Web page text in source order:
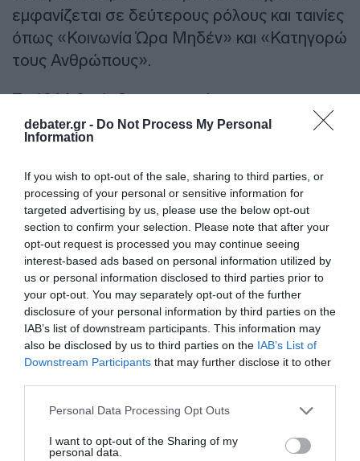
debater.gr - Do Not Process My Personal
Information
If you wish to opt-out of the sale, sharing to third parties, or
processing of your personal or sensitive information for
targeted advertising by us, please use the below opt-out
section to confirm your selection. Please note that after your
opt-out request is processed you may continue seeing
interest-based ads based on personal information utilized by
us or personal information disclosed to third parties prior to
your opt-out. You may separately opt-out of the further
disclosure of your personal information by third parties on the
IAB’s list of downstream participants. This information may
also be disclosed by us to third parties on the IAB’s List of
Downstream Participants that may further disclose it to other
Please note that this website/app uses one or more Google
not limited to your visit or usage behaviour. You may click to
grant or deny consent to Google and its third-party tags to
Personal Data Processing Opt Outs
I want to opt-out of the Sharing of my
personal data.
εμφανίζεται σε δεύτερους ρόλους και ταινίες
όπως «Κοινωνία Ώρα Μηδέν» και «Κατηγορώ
τους Ανθρώπους».
Το 1966 θα έρθει και ο πρώτος
πρωταγωνιστικός του ρόλος στο εξαιρετικό
αισθηματικό δράμα «Εκδρομή», του
Κανελλόπουλου. Τον επόμενο χρόνο, θα
συμπρωταγωνιστήσει δίπλα στον Κώστα
Καζάκο στο γουέστερν του Νίκου Φώσκολου
«Οι Σφαίρες Δεν Γυρίζουν Πίσω», ενώ
αμέσως μετά θα πρωταγωνιστήσει στο
κοινωνικό δράμα «Στον Δάσκαλό μας με
Αγάπη» και θα παίξει δίπλα στο
πρωταγωνιστικό ζευγάρι Βουγιουκλάκη-
Παπαμιχαήλ στην τεράστια εμπορική επιτυχία
«Η Δασκάλα με τα Ξανθά Μαλλιά».
Πανικός